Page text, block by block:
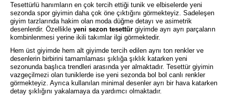
Tesettürlü hanımların en çok tercih ettiği tunik ve elbiselerde yeni
sezonda spor giyimin daha çok öne çıktığını görmekteyiz. Sadeleşen
giyim tarzlarında hakim olan moda düğme detayı ve asimetrik
desenlerdir. Özellikle yeni sezon tesettür giyimde ayrı ayrı parçaların
kombinlenmesi yerine ikili takımlar ilgi görmektedir.
Hem üst giyimde hem alt giyimde tercih edilen aynı ton renkler ve
desenlerin birbirini tamamlaması şıklığa şıklık katarken yeni
sezonunda başlıca trendleri arasında yer almaktadır. Tesettür giyimin
vazgeçilmezi olan tuniklerde ise yeni sezonda bol bol canlı renkler
görmekteyiz. Ayrıca kullanılan minimal desenler ayrı bir hava katarken
detay şıklığını yakalamaya da yardımcı olmaktadır.